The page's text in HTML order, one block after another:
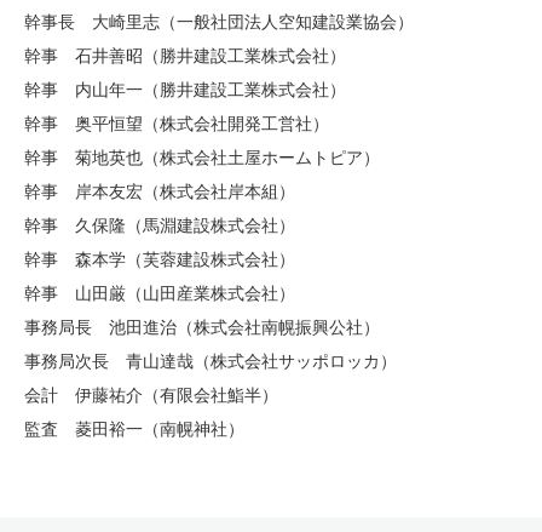
幹事長 大崎里志（一般社団法人空知建設業協会）
幹事 石井善昭（勝井建設工業株式会社）
幹事 内山年一（勝井建設工業株式会社）
幹事 奥平恒望（株式会社開発工営社）
幹事 菊地英也（株式会社土屋ホームトピア）
幹事 岸本友宏（株式会社岸本組）
幹事 久保隆（馬淵建設株式会社）
幹事 森本学（芙蓉建設株式会社）
幹事 山田厳（山田産業株式会社）
事務局長 池田進治（株式会社南幌振興公社）
事務局次長 青山達哉（株式会社サッポロッカ）
会計 伊藤祐介（有限会社鮨半）
監査 菱田裕一（南幌神社）